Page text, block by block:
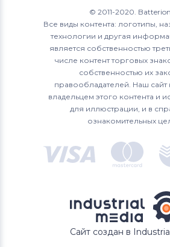
Аккумуляторы для
Аккумуляторы для
Аккумуляторы для
Alienware
1721
1764
3043
© 2011-2020.
Все виды контента: логотипы,
технологии и другая
является собственностью
числе контент торговых
собственностью их
правообладателей. Наш сайт
владельцем этого контента и
для иллюстрации, и в
ознакомительных
Сайт создан в